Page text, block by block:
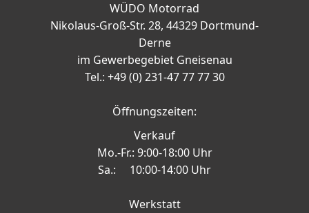
WÜDO Motorrad
Nikolaus-Groß-Str. 28, 44329 Dortmund-
Derne
im Gewerbegebiet Gneisenau
Tel.: +49 (0) 231-47 77 77 30
Öffnungszeiten:
Verkauf
Mo.-Fr.: 9:00-18:00 Uhr
Sa.: 10:00-14:00 Uhr
Werkstatt